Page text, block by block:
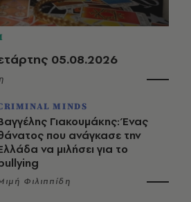
05.08.2026
MINDS
Γιακουμάκης: Ένας
που ανάγκασε την
να μιλήσει για το
Φιλιππίδη